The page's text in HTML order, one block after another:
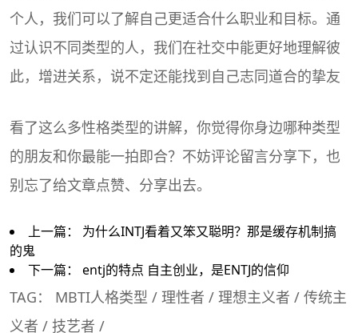
个人，我们可以了解自己更适合什么职业和目标。通
过认识不同类型的人，我们在社交中能更好地理解彼
此，增进关系，说不定还能找到自己志同道合的挚友
看了这么多性格类型的讲解，你觉得你身边哪种类型
的朋友和你最能一拍即合？不妨评论留言分享下，也
别忘了给文章点赞、分享出去。
上一篇： 为什么INTJ看着又笨又聪明？那是缓存机制搞
的鬼
下一篇： entj的特点 自主创业，是ENTJ的信仰
TAG： MBTI人格类型 / 理性者 / 理想主义者 / 传统主
义者 / 技艺者 /